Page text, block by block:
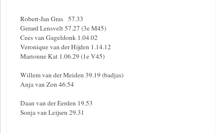
Robert-Jan Gras 57.33
Gerard Lensvelt 57.27 (3e M45)
Cees van Gageldonk 1.04.02
Veronique van der Hijden 1.14.12
Marionne Kat 1.06.29 (1e V45)
Willem van der Meiden 39.19 (badjas)
Anja van Zon 46.54
Daan van der Eerden 19.53
Sonja van Leijsen 29.31